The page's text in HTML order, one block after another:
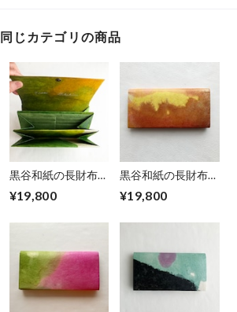
同じカテゴリの商品
黒谷和紙の長財布
¥19,800
黒谷和紙の長財布
¥19,800